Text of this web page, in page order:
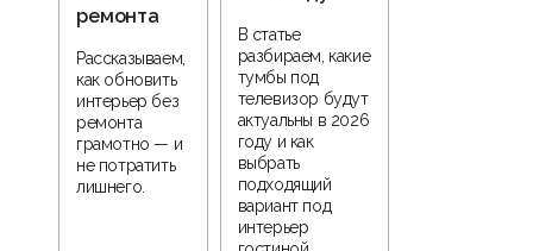
ремонта
Рассказываем,
как обновить
интерьер без
ремонта
грамотно — и
не потратить
лишнего.
В статье
разбираем, какие
тумбы под
телевизор будут
актуальны в 2026
году и как
выбрать
подходящий
вариант под
интерьер